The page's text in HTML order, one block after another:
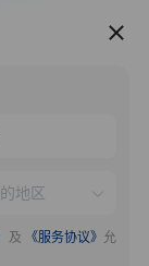
服务推荐
及 《服务协议》 允